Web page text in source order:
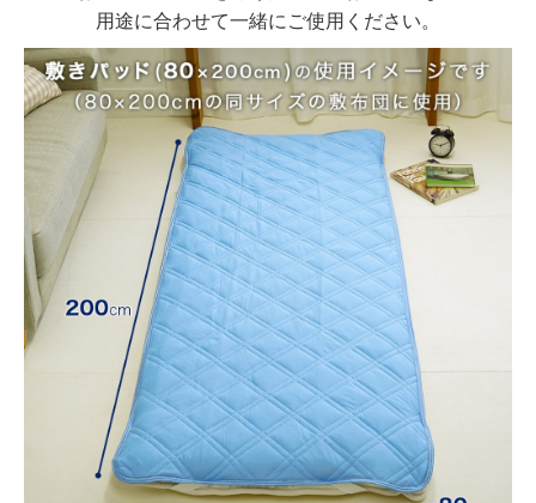
用途に合わせて一緒にご使用ください。